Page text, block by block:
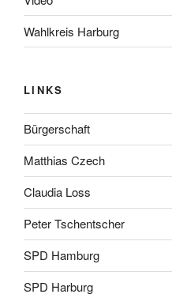
Wahlkreis Harburg
LINKS
Bürgerschaft
Matthias Czech
Claudia Loss
Peter Tschentscher
SPD Hamburg
SPD Harburg